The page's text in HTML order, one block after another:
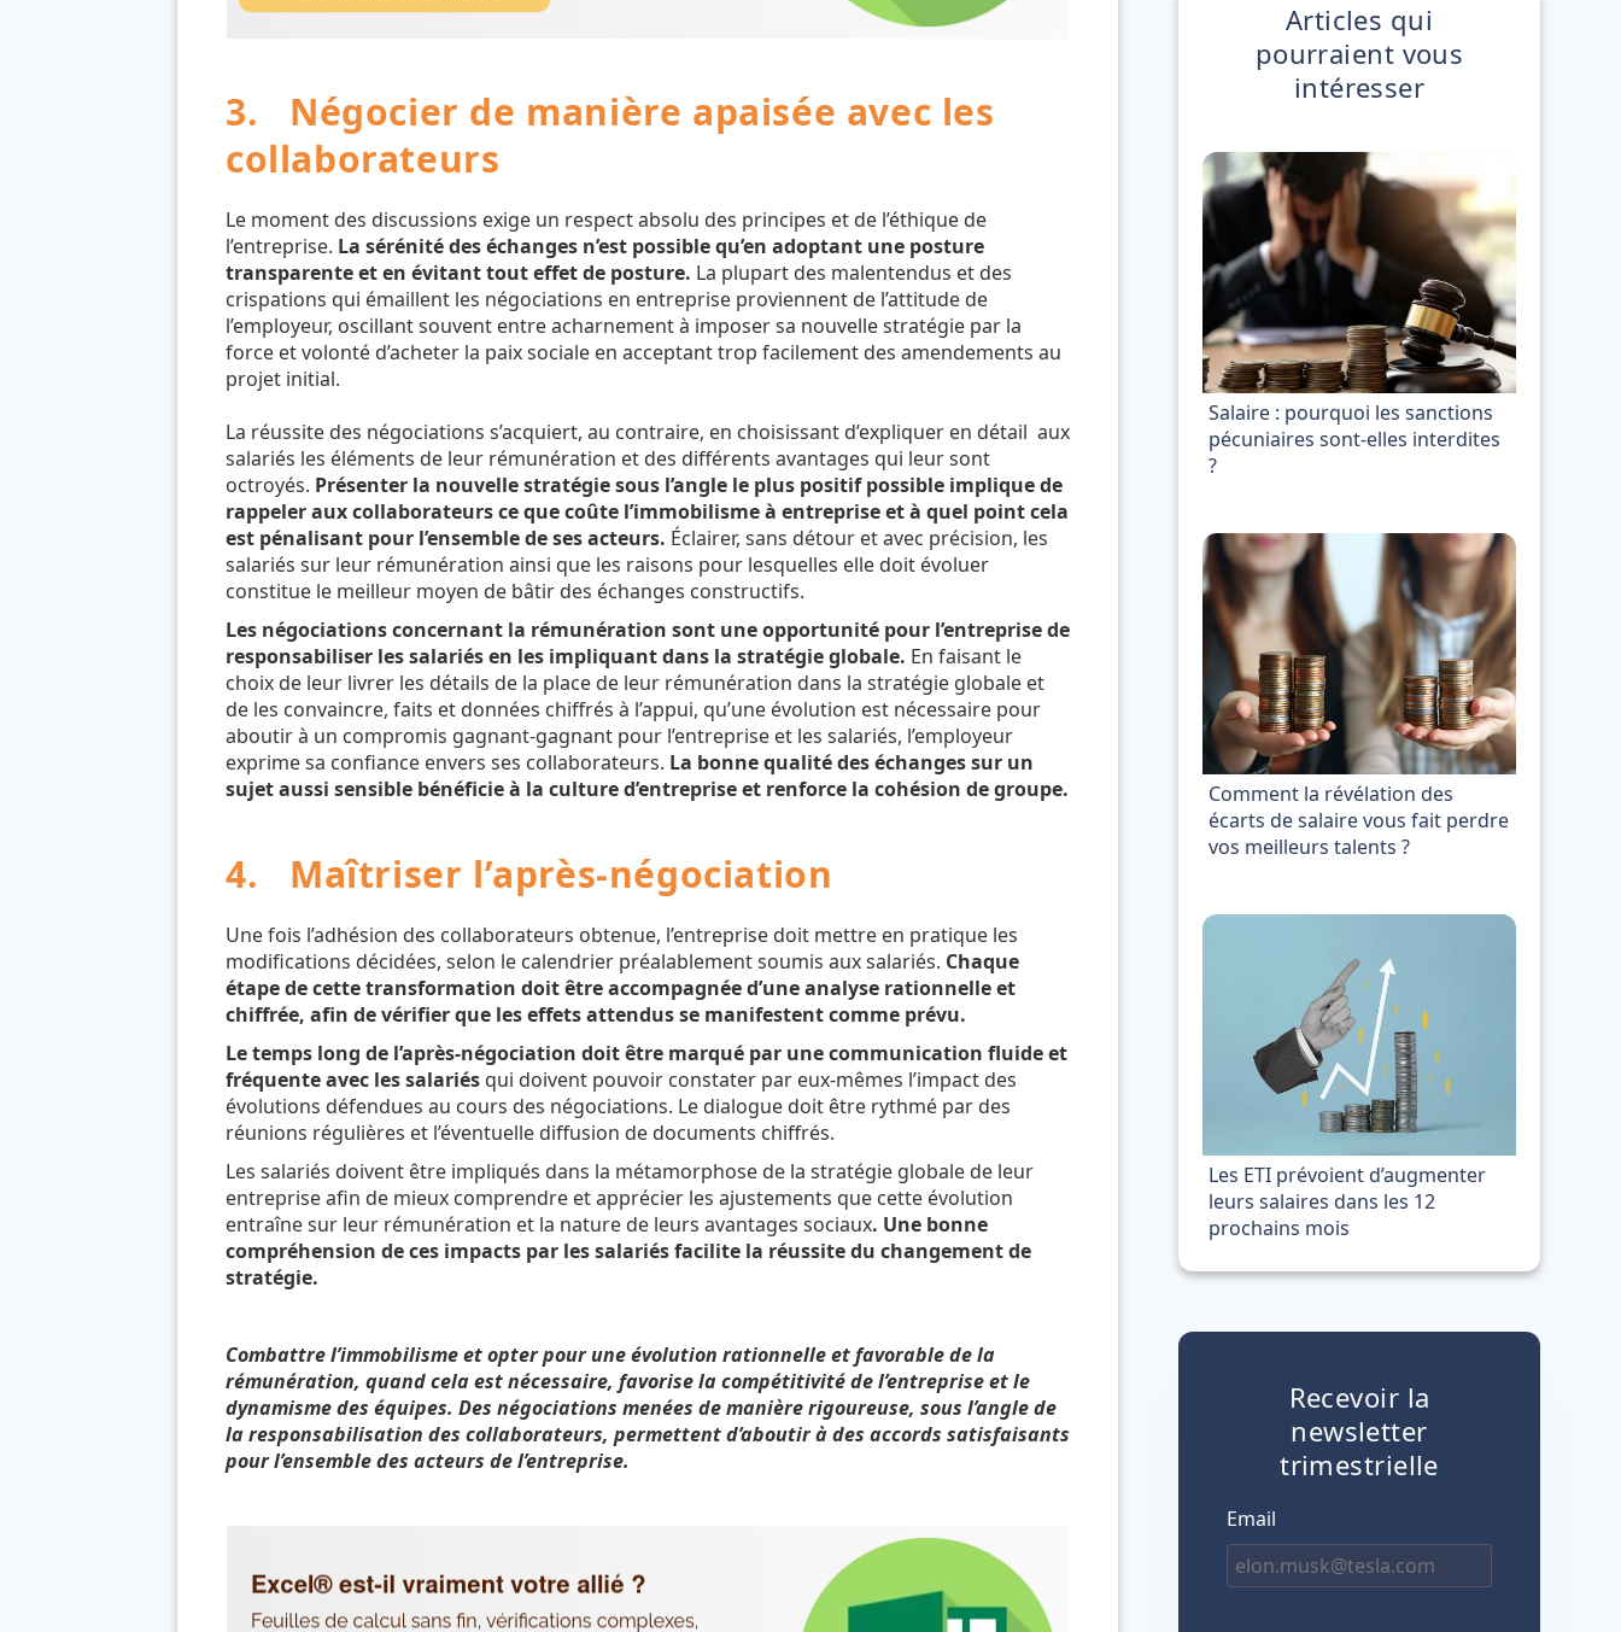
3. Négocier de manière apaisée avec les
collaborateurs
Le moment des discussions exige un respect absolu des principes et de l’éthique de
l’entreprise. La sérénité des échanges n’est possible qu’en adoptant une posture
transparente et en évitant tout effet de posture. La plupart des malentendus et des
crispations qui émaillent les négociations en entreprise proviennent de l’attitude de
l’employeur, oscillant souvent entre acharnement à imposer sa nouvelle stratégie par la
force et volonté d’acheter la paix sociale en acceptant trop facilement des amendements au
projet initial.
La réussite des négociations s’acquiert, au contraire, en choisissant d’expliquer en détail aux
salariés les éléments de leur rémunération et des différents avantages qui leur sont
octroyés. Présenter la nouvelle stratégie sous l’angle le plus positif possible implique de
rappeler aux collaborateurs ce que coûte l’immobilisme à entreprise et à quel point cela
est pénalisant pour l’ensemble de ses acteurs. Éclairer, sans détour et avec précision, les
salariés sur leur rémunération ainsi que les raisons pour lesquelles elle doit évoluer
constitue le meilleur moyen de bâtir des échanges constructifs.
Les négociations concernant la rémunération sont une opportunité pour l’entreprise de
responsabiliser les salariés en les impliquant dans la stratégie globale. En faisant le
choix de leur livrer les détails de la place de leur rémunération dans la stratégie globale et
de les convaincre, faits et données chiffrés à l’appui, qu’une évolution est nécessaire pour
aboutir à un compromis gagnant-gagnant pour l’entreprise et les salariés, l’employeur
exprime sa confiance envers ses collaborateurs. La bonne qualité des échanges sur un
sujet aussi sensible bénéficie à la culture d’entreprise et renforce la cohésion de groupe.
4. Maîtriser l’après-négociation
Une fois l’adhésion des collaborateurs obtenue, l’entreprise doit mettre en pratique les
modifications décidées, selon le calendrier préalablement soumis aux salariés. Chaque
étape de cette transformation doit être accompagnée d’une analyse rationnelle et
chiffrée, afin de vérifier que les effets attendus se manifestent comme prévu.
Le temps long de l’après-négociation doit être marqué par une communication fluide et
fréquente avec les salariés qui doivent pouvoir constater par eux-mêmes l’impact des
évolutions défendues au cours des négociations. Le dialogue doit être rythmé par des
réunions régulières et l’éventuelle diffusion de documents chiffrés.
Les salariés doivent être impliqués dans la métamorphose de la stratégie globale de leur
entreprise afin de mieux comprendre et apprécier les ajustements que cette évolution
entraîne sur leur rémunération et la nature de leurs avantages sociaux. Une bonne
compréhension de ces impacts par les salariés facilite la réussite du changement de
stratégie.
Combattre l’immobilisme et opter pour une évolution rationnelle et favorable de la
rémunération, quand cela est nécessaire, favorise la compétitivité de l’entreprise et le
dynamisme des équipes. Des négociations menées de manière rigoureuse, sous l’angle de
la responsabilisation des collaborateurs, permettent d’aboutir à des accords satisfaisants
pour l’ensemble des acteurs de l’entreprise.
Articles qui
pourraient vous
intéresser
Salaire : pourquoi les sanctions
pécuniaires sont-elles interdites
?
Comment la révélation des
écarts de salaire vous fait perdre
vos meilleurs talents ?
Les ETI prévoient d’augmenter
leurs salaires dans les 12
prochains mois
Recevoir la
newsletter
trimestrielle
Email